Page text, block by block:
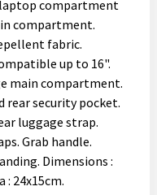
compartment
compartment.
fabric.
up to 16".
main compartment.
rear security pocket.
luggage strap.
Grab handle.
Dimensions :
: 24x15cm.